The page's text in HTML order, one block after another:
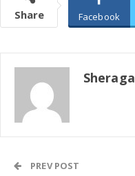
Share Facebook
Sheraga
PREV POST